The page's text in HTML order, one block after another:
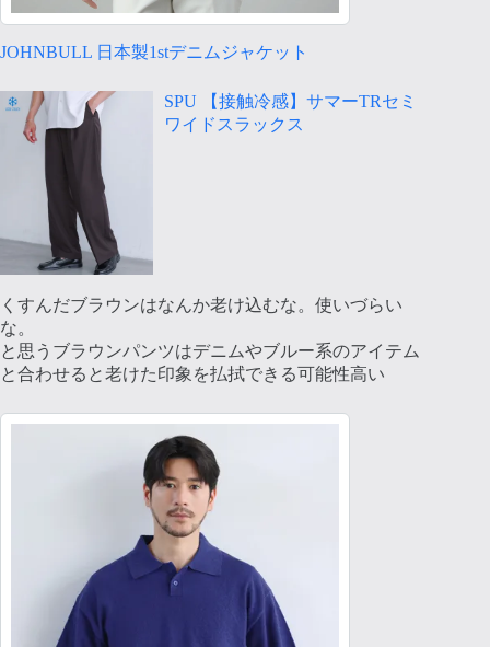
JOHNBULL 日本製1stデニムジャケット
SPU 【接触冷感】サマーTRセミ
ワイドスラックス
くすんだブラウンはなんか老け込むな。使いづらい
な。
と思うブラウンパンツはデニムやブルー系のアイテム
と合わせると老けた印象を払拭できる可能性高い